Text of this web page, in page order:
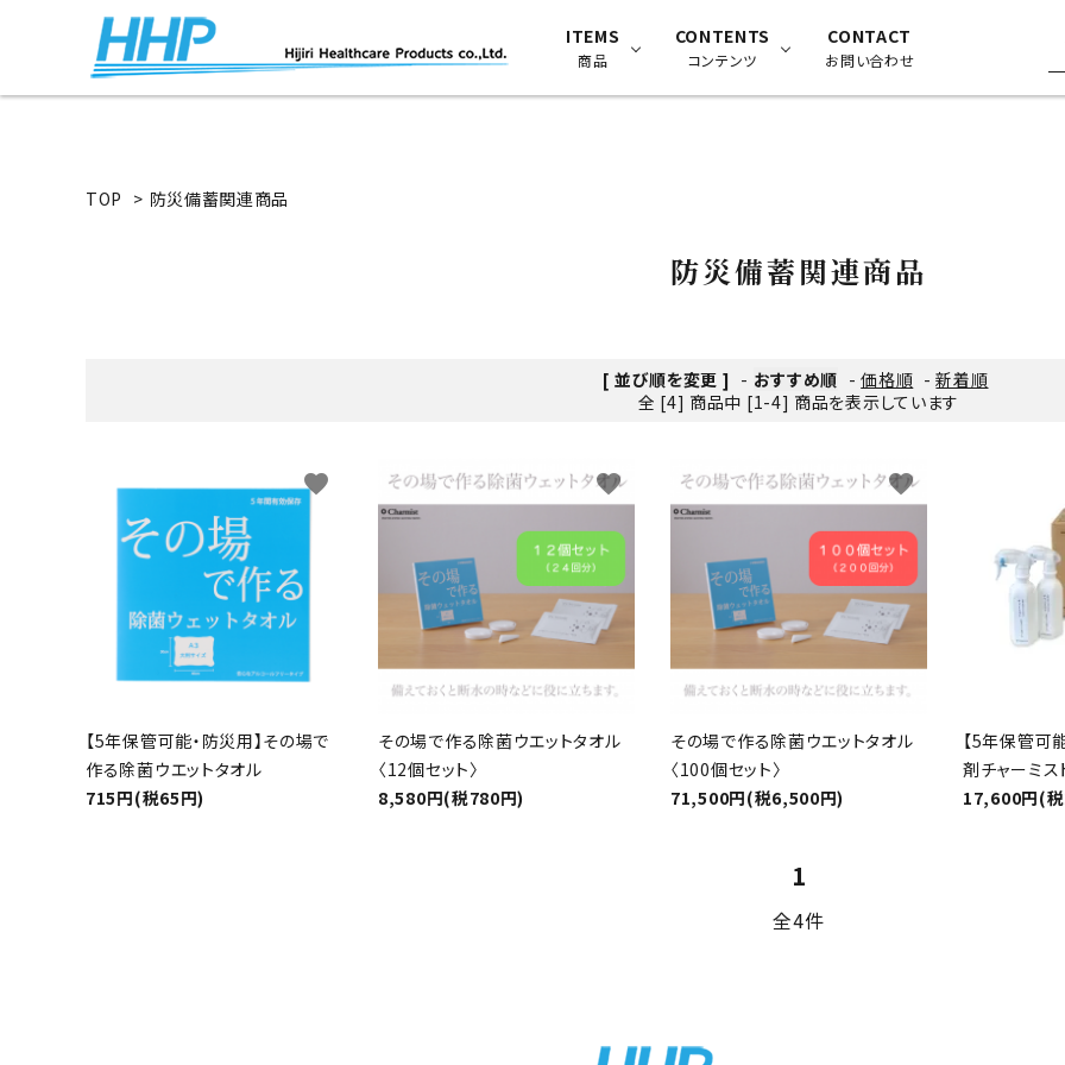
ITEMS
商品
防災備蓄関連商品
CONTENTS
コンテンツ
試験データ
CONTACT
お問い合わせ
TOP > 防災備蓄関連商品
防災備蓄関連商品
[ 並び順を変更 ] - おすすめ順 -価格順 -新着順
全 [4] 商品中 [1-4] 商品を表示しています
【5年保管可能・防災用】その場で
作る除菌ウエットタオル
715円(税65円)
favorite
その場で作る除菌ウエットタオル
〈12個セット〉
8,580円(税780円)
favorite
その場で作る除菌ウエットタオル
〈100個セット〉
71,500円(税6,500円)
favorite
【5年保管可
剤チャーミス
17,600円(
1
全4件
キーワード
カテゴリー
検索する